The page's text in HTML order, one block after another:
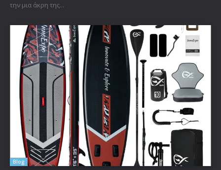
την μια άκρη της...
Blog